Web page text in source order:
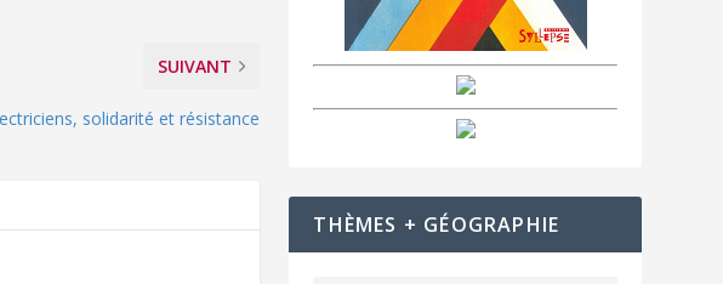
SUIVANT
solidarité et résistance
THÈMES + GÉOGRAPHIE